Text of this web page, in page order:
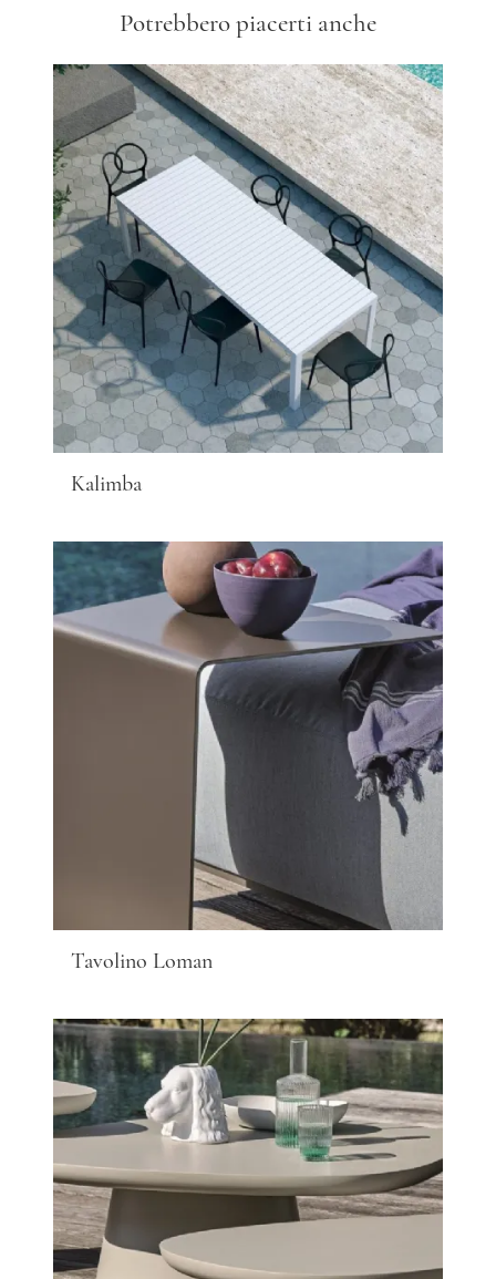
Potrebbero piacerti anche
Kalimba
Tavolino Loman